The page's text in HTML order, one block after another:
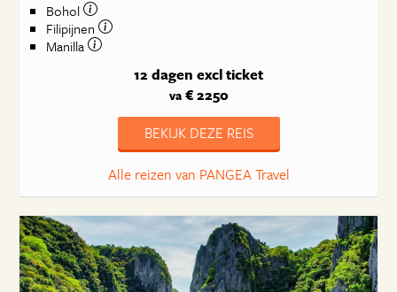
Bohol
Filipijnen
Manilla
12 dagen excl ticket
va€ 2250
BEKIJK DEZE REIS
Alle reizen van PANGEA Travel